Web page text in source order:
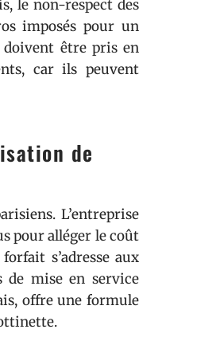
le non-respect des
imposés pour un
doivent être pris en
car ils peuvent
de
L’entreprise
pour alléger le coût
s’adresse aux
de mise en service
offre une formule